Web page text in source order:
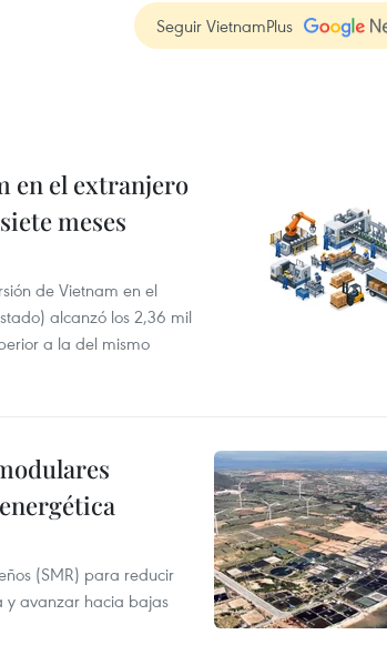
Seguir VietnamPlus
en el extranjero
meses
de Vietnam en el
alcanzó los 2,36 mil
a la del mismo
(SMR) para reducir
y avanzar hacia bajas